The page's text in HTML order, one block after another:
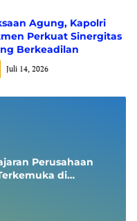
Agung, Kapolri
Perkuat Sinergitas
Berkeadilan
Juli 14, 2026
Perusahaan
di
Kementerian